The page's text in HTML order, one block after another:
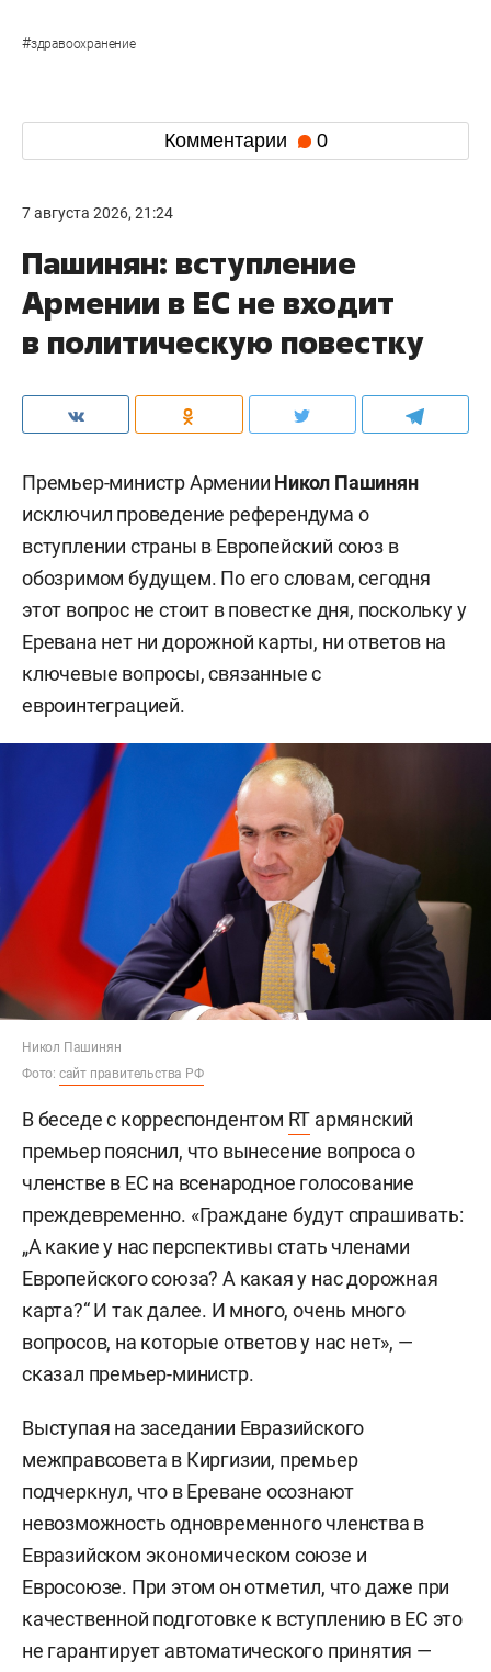
#здравоохранение
Комментарии 0
7 августа 2026, 21:24
Пашинян: вступление
Армении в ЕС не входит
в политическую повестку
Премьер-министр Армении Никол Пашинян
исключил проведение референдума о
вступлении страны в Европейский союз в
обозримом будущем. По его словам, сегодня
этот вопрос не стоит в повестке дня, поскольку у
Еревана нет ни дорожной карты, ни ответов на
ключевые вопросы, связанные с
евроинтеграцией.
Никол Пашинян
Фото: сайт правительства РФ
В беседе с корреспондентом RT армянский
премьер пояснил, что вынесение вопроса о
членстве в ЕС на всенародное голосование
преждевременно. «Граждане будут спрашивать:
„А какие у нас перспективы стать членами
Европейского союза? А какая у нас дорожная
карта?“ И так далее. И много, очень много
вопросов, на которые ответов у нас нет», —
сказал премьер-министр.
Выступая на заседании Евразийского
межправсовета в Киргизии, премьер
подчеркнул, что в Ереване осознают
невозможность одновременного членства в
Евразийском экономическом союзе и
Евросоюзе. При этом он отметил, что даже при
качественной подготовке к вступлению в ЕС это
не гарантирует автоматического принятия —